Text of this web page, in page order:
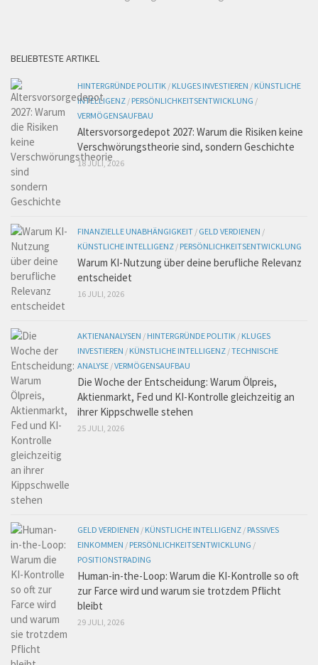
BELIEBTESTE ARTIKEL
HINTERGRÜNDE POLITIK / KLUGES INVESTIEREN / KÜNSTLICHE
INTELLIGENZ / PERSÖNLICHKEITSENTWICKLUNG /
VERMÖGENSAUFBAU
Altersvorsorgedepot 2027: Warum die Risiken keine
Verschwörungstheorie sind, sondern Geschichte
18 JULI, 2026
FINANZIELLE UNABHÄNGIGKEIT / GELD VERDIENEN /
KÜNSTLICHE INTELLIGENZ / PERSÖNLICHKEITSENTWICKLUNG
Warum KI-Nutzung über deine berufliche Relevanz
entscheidet
16 JULI, 2026
AKTIENANALYSEN / HINTERGRÜNDE POLITIK / KLUGES
INVESTIEREN / KÜNSTLICHE INTELLIGENZ /TECHNISCHE
ANALYSE /VERMÖGENSAUFBAU
Die Woche der Entscheidung: Warum Ölpreis,
Aktienmarkt, Fed und KI-Kontrolle gleichzeitig an
ihrer Kippschwelle stehen
25 JULI, 2026
GELD VERDIENEN / KÜNSTLICHE INTELLIGENZ / PASSIVES
EINKOMMEN / PERSÖNLICHKEITSENTWICKLUNG /
POSITIONSTRADING
Human-in-the-Loop: Warum die KI-Kontrolle so oft
zur Farce wird und warum sie trotzdem Pflicht
bleibt
29 JULI, 2026